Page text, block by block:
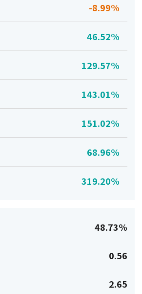
-8.99%
46.52%
129.57%
143.01%
151.02%
68.96%
319.20%
48.73%
0.56
2.65